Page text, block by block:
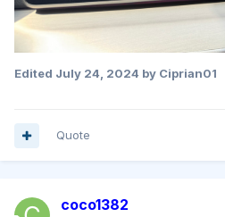
Edited July 24, 2024 by Ciprian01
Quote
coco1382